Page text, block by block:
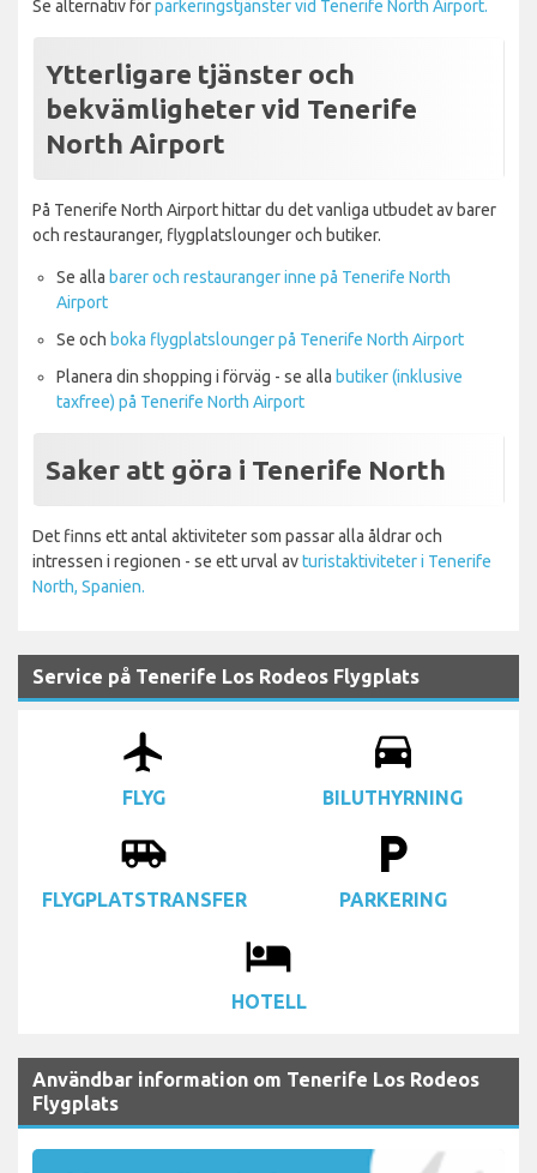
Se alternativ förparkeringstjänster vid Tenerife North Airport.
Ytterligare tjänster och
bekvämligheter vid Tenerife
North Airport
På Tenerife North Airport hittar du det vanliga utbudet av barer
och restauranger, flygplatslounger och butiker.
Se alla barer och restauranger inne på Tenerife North
Airport
Se och boka flygplatslounger på Tenerife North Airport
Planera din shopping i förväg - se alla butiker (inklusive
taxfree) på Tenerife North Airport
Saker att göra i Tenerife North
Det finns ett antal aktiviteter som passar alla åldrar och
intressen i regionen - se ett urval avturistaktiviteter i Tenerife
North, Spanien.
Service på Tenerife Los Rodeos Flygplats
airplanemode_active
FLYG
drive_eta
BILUTHYRNING
airport_shuttle
FLYGPLATSTRANSFER
local_parking
PARKERING
local_hotel
HOTELL
Användbar information om Tenerife Los Rodeos
Flygplats